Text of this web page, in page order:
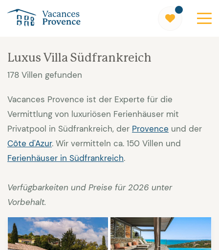
Luxus Villa Südfrankreich
178 Villen gefunden
Vacances Provence ist der Experte für die
Vermittlung von luxuriösen Ferienhäuser mit
Privatpool in Südfrankreich, der Provence und der
Côte d'Azur. Wir vermitteln ca. 150 Villen und
Ferienhäuser in Südfrankreich.
Verfügbarkeiten und Preise für 2026 unter
Vorbehalt.